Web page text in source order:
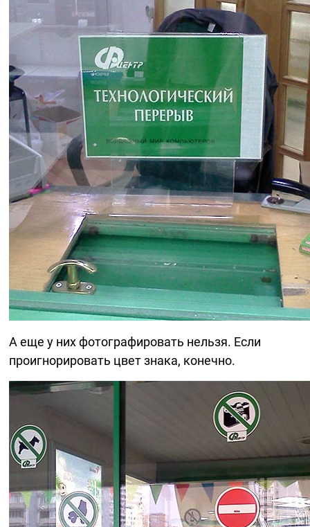
А еще у них фотографировать нельзя. Если
проигнорировать цвет знака, конечно.